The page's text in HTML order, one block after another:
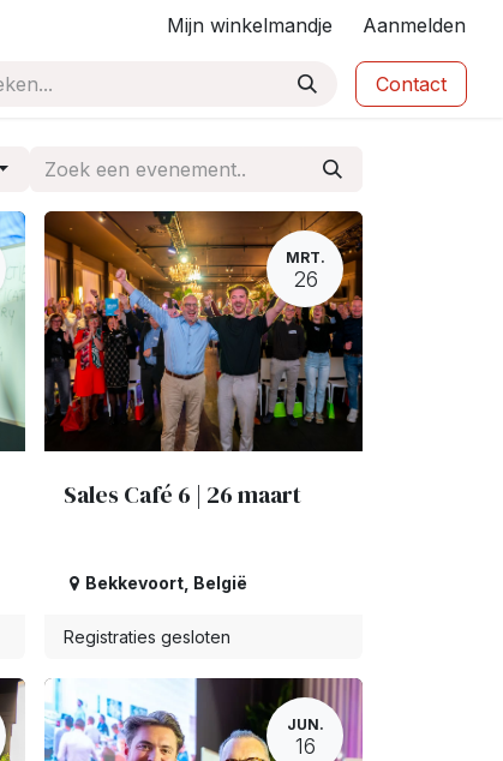
Mijn winkelmandje Aanmelden
Contact
MRT.
26
Sales Café 6 | 26 maart
Bekkevoort, België
Registraties gesloten
JUN.
16